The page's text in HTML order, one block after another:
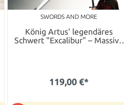
SWORDS AND MORE
König Artus' legendäres
Schwert "Excalibur" – Massive
119,00 €*